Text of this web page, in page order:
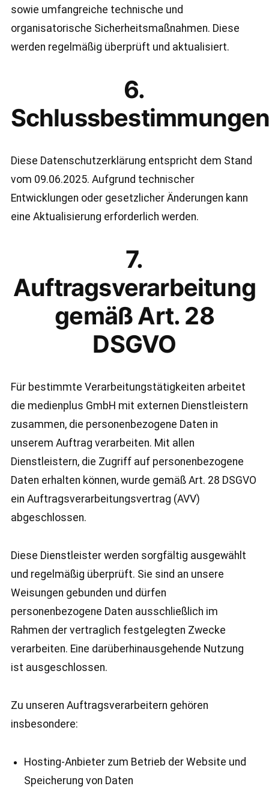
sowie umfangreiche technische und
organisatorische Sicherheitsmaßnahmen. Diese
werden regelmäßig überprüft und aktualisiert.
6.
Diese Datenschutzerklärung entspricht dem Stand
vom 09.06.2025. Aufgrund technischer
Entwicklungen oder gesetzlicher Änderungen kann
eine Aktualisierung erforderlich werden.
7.
Auftragsverarbeitung
gemäß Art. 28
DSGVO
Für bestimmte Verarbeitungstätigkeiten arbeitet
die medienplus GmbH mit externen Dienstleistern
zusammen, die personenbezogene Daten in
unserem Auftrag verarbeiten. Mit allen
Dienstleistern, die Zugriff auf personenbezogene
Daten erhalten können, wurde gemäß Art. 28 DSGVO
ein Auftragsverarbeitungsvertrag (AVV)
abgeschlossen.
Diese Dienstleister werden sorgfältig ausgewählt
und regelmäßig überprüft. Sie sind an unsere
Weisungen gebunden und dürfen
personenbezogene Daten ausschließlich im
Rahmen der vertraglich festgelegten Zwecke
verarbeiten. Eine darüberhinausgehende Nutzung
ist ausgeschlossen.
Zu unseren Auftragsverarbeitern gehören
insbesondere:
Hosting-Anbieter zum Betrieb der Website und
Speicherung von Daten